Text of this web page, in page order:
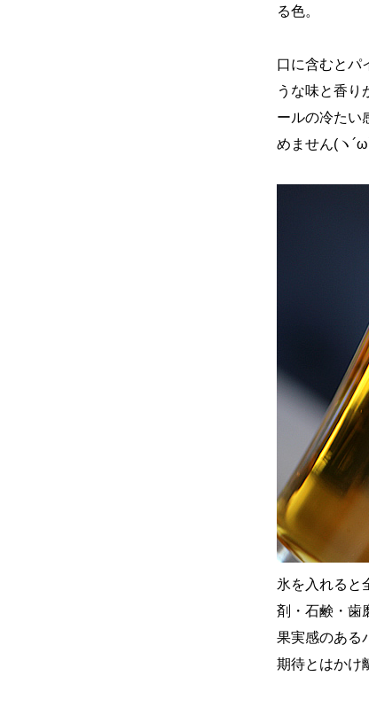
る色。
口に含むとパ
うな味と香り
ールの冷たい
めません(ヽ
氷を入れると
剤・石鹸・歯
果実感のある
期待とはかけ